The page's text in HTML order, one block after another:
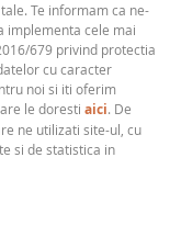
conditii
confidentialitate
Te informam ca ne-
implementa cele mai
679 privind protectia
cu caracter
noi si iti oferim
le doresti aici. De
ne utilizati site-ul, cu
si de statistica in